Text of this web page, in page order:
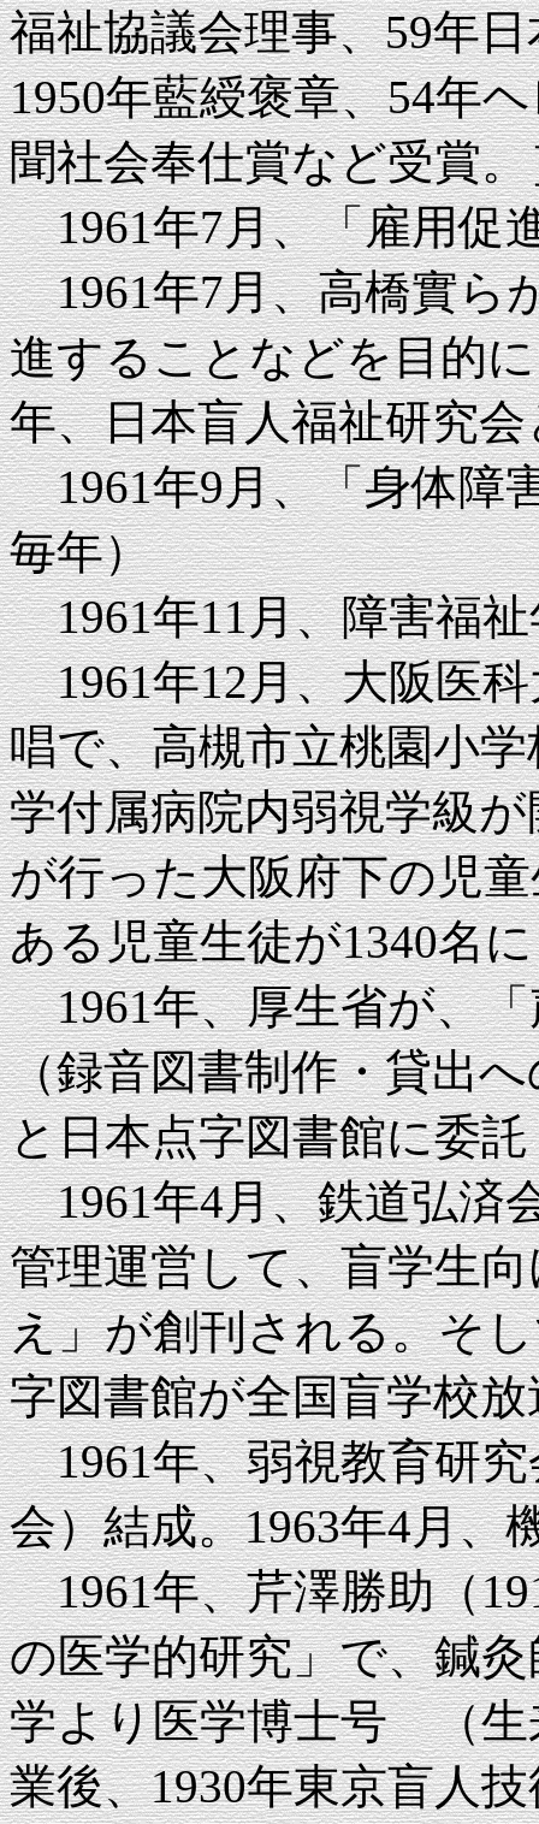
福祉協議会理事、59年
1950年藍綬褒章、54年
聞社会奉仕賞など受賞。
1961年7月、「雇用促
1961年7月、高橋實ら
進することなどを目的
年、日本盲人福祉研究
1961年9月、「身体障
毎年）
1961年11月、障害福祉
1961年12月、大阪医科
唱で、高槻市立桃園小
学付属病院内弱視学級
が行った大阪府下の児
ある児童生徒が1340名
1961年、厚生省が、「
（録音図書制作・貸出
と日本点字図書館に委託
1961年4月、鉄道弘済
管理運営して、盲学生
え」が創刊される。そ
字図書館が全国盲学校
1961年、弱視教育研究
会）結成。1963年4月、
1961年、芹澤勝助（
の医学的研究」で、鍼
学より医学博士号 （生
業後、1930年東京盲人